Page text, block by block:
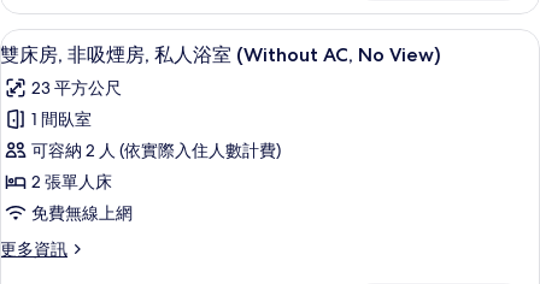
有
相
片
房,
非
吸
房
的
詳
情
顯
示
雙
床
房,
非
煙
2
雙床房, 非吸煙房, 私人浴室 (Without AC, No View)
23 平方公尺
1 間臥室
可容納 2 人 (依實際入住人數計費)
2 張單人床
免費無線上網
更多資訊
更